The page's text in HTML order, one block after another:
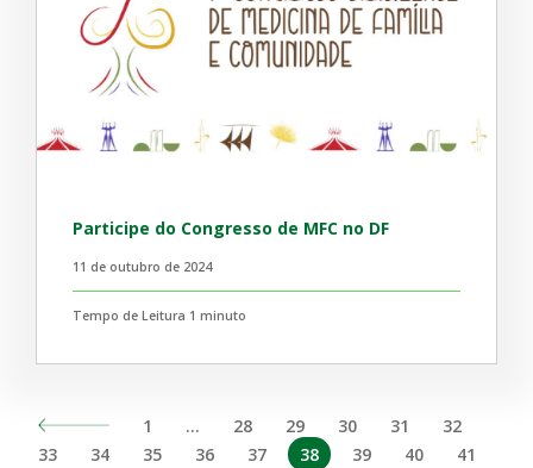
Participe do Congresso de MFC no DF
11 de outubro de 2024
Tempo de Leitura 1 minuto
1 … 28 29 30 31
32
33
34 35 36 37 38 39 40
41